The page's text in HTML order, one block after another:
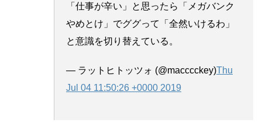
「仕事が辛い」と思ったら「メガバンク
やめとけ」でググって「全然いけるわ」
と意識を切り替えている。
— ラットヒトッツォ (@macccckey)Thu
Jul 04 11:50:26 +0000 2019